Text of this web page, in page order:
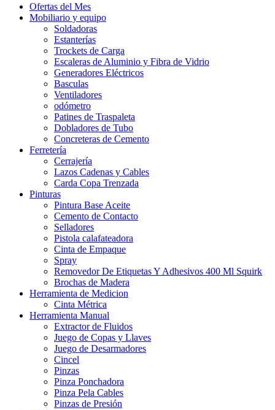
Ofertas del Mes
Mobiliario y equipo
Soldadoras
Estanterías
Trockets de Carga
Escaleras de Aluminio y Fibra de Vidrio
Generadores Eléctricos
Basculas
Ventiladores
odómetro
Patines de Traspaleta
Dobladores de Tubo
Concreteras de Cemento
Ferretería
Cerrajería
Lazos Cadenas y Cables
Carda Copa Trenzada
Pinturas
Pintura Base Aceite
Cemento de Contacto
Selladores
Pistola calafateadora
Cinta de Empaque
Spray
Removedor De Etiquetas Y Adhesivos 400 Ml Squirk
Brochas de Madera
Herramienta de Medicion
Cinta Métrica
Herramienta Manual
Extractor de Fluidos
Juego de Copas y Llaves
Juego de Desarmadores
Cincel
Pinzas
Pinza Ponchadora
Pinza Pela Cables
Pinzas de Presión